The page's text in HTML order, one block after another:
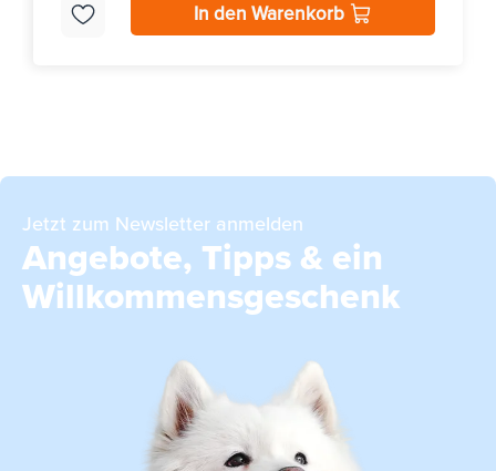
In den Warenkorb
Jetzt zum Newsletter anmelden
Angebote, Tipps & ein
Willkommensgeschenk